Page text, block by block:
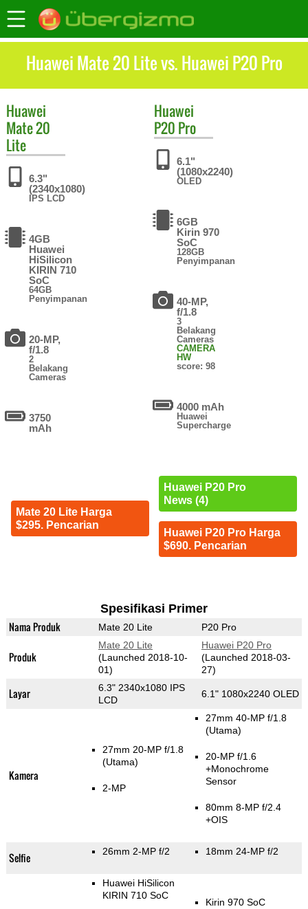
Huawei Mate 20 Lite vs. Huawei P20 Pro
Huawei
Mate 20
Lite
6.3"
(2340x1080)
IPS LCD
4GB
Huawei
HiSilicon
KIRIN 710
SoC
64GB
Penyimpanan
20-MP,
f/1.8
2
Belakang
Cameras
3750
mAh
Mate 20 Lite Harga
$295. Pencarian
Huawei
P20 Pro
6.1"
(1080x2240)
OLED
6GB
Kirin 970
SoC
128GB
Penyimpanan
40-MP,
f/1.8
3
Belakang
Cameras
CAMERA
HW
score: 98
4000 mAh
Huawei
Supercharge
Huawei P20 Pro
News (4)
Huawei P20 Pro Harga
$690. Pencarian
Spesifikasi Primer
Nama Produk Mate 20 Lite P20 Pro
Produk
Mate 20 Lite
(Launched 2018-10-
01)
Huawei P20 Pro
(Launched 2018-03-
27)
Layar
6.3" 2340x1080 IPS
LCD
6.1" 1080x2240 OLED
Kamera
27mm 20-MP f/1.8
(Utama)
2-MP
27mm 40-MP f/1.8
(Utama)
20-MP f/1.6
+Monochrome
Sensor
80mm 8-MP f/2.4
+OIS
Selfie 26mm 2-MP f/2 18mm 24-MP f/2
Huawei HiSilicon
KIRIN 710 SoC
Kirin 970 SoC